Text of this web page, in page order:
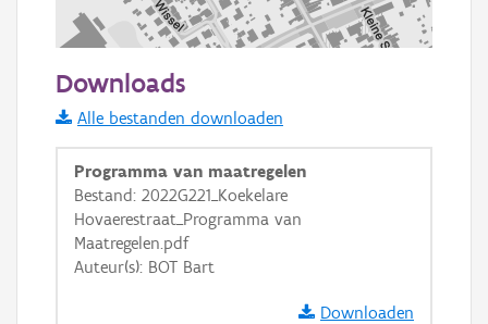
Informatie Vlaanderen
i
+ −
Downloads
Alle bestanden downloaden
Programma van maatregelen
Bestand: 2022G221_Koekelare
Hovaerestraat_Programma van
Maatregelen.pdf
Auteur(s): BOT Bart
Downloaden